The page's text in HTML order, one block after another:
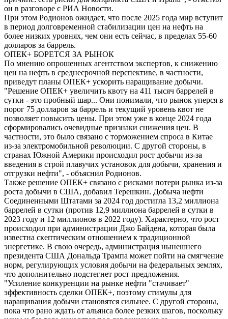
он в разговоре с РИА Новости.
При этом Родионов ожидает, что после 2025 года мир вступит
в период долговременной стабилизации цен на нефть на
более низких уровнях, чем они есть сейчас, в пределах 55-60
долларов за баррель.
ОПЕК+ БОРЕТСЯ ЗА РЫНОК
По мнению опрошенных агентством экспертов, к снижению
цен на нефть в среднесрочной перспективе, в частности,
приведут планы ОПЕК+ ускорить наращивание добычи.
"Решение ОПЕК+ увеличить квоту на 411 тысяч баррелей в
сутки - это пробный шар... Они понимали, что рынок уперся в
порог 75 долларов за баррель и текущий уровень квот не
позволяет повысить цены. При этом уже в конце 2024 года
сформировались очевидные признаки снижения цен. В
частности, это было связано с торможением спроса в Китае
из-за электромобильной революции. С другой стороны, в
странах Южной Америки происходил рост добычи из-за
введения в строй плавучих установок для добычи, хранения и
отгрузки нефти", - объяснил Родионов.
Также решение ОПЕК+ связано с рисками потери рынка из-за
роста добычи в США, добавил Терешкин. Добыча нефти
Соединенными Штатами за 2024 год достигла 13,2 миллиона
баррелей в сутки (против 12,9 миллиона баррелей в сутки в
2023 году и 12 миллионов в 2022 году). Характерно, что рост
происходил при администрации Джо Байдена, которая была
известна скептическим отношением к традиционной
энергетике. В свою очередь, администрация нынешнего
президента США Дональда Трампа может пойти на смягчение
норм, регулирующих условия добычи на федеральных землях,
что дополнительно подстегнет рост предложения.
"Усиление конкуренции на рынке нефти "стачивает"
эффективность сделки ОПЕК+, поэтому стимулы для
наращивания добычи становятся сильнее. С другой стороны,
пока что рано ждать от альянса более резких шагов, поскольку